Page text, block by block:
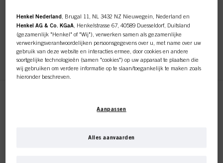
ID-nr. 3075238
REGISTEREN EN KOPEN
ID-nr. 3066762
Henkel Nederland , Brugal 11, NL 3432 NZ Nieuwegein, Nederland en
Henkel AG & Co. KGaA , Henkelstrasse 67, 40589 Duesseldorf, Duitsland
(gezamenlijk "Henkel" of "Wij"), verwerken samen als gezamenlijke
verwerkingsverantwoordelijken persoonsgegevens over u, met name over uw
gebruik van deze website en interacties ermee, door cookies en andere
soortgelijke technologieën (samen "cookies") op uw apparaat te plaatsen die
wij gebruiken om verdere informatie op te slaan/toegankelijk te maken zoals
hieronder beschreven.
aangegeven in onze Gegevensbeschermingsverklaring waarnaar een link in
te meten en te optimaliseren, om u
Aanpassen
Alles aanvaarden